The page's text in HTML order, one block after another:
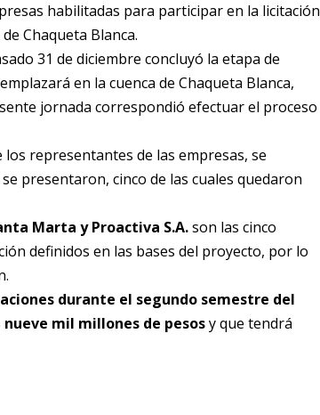
habilitadas para participar en la licitación
Chaqueta Blanca.
31 de diciembre concluyó la etapa de
en la cuenca de Chaqueta Blanca,
jornada correspondió efectuar el proceso
representantes de las empresas, se
presentaron, cinco de las cuales quedaron
Marta y Proactiva S.A.son las cinco
definidos en las bases del proyecto, por lo
durante el segundo semestre del
nueve mil millones de pesosy que tendrá